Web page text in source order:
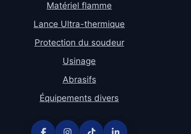
Matériel flamme
Lance Ultra-thermique
Protection du soudeur
Usinage
Abrasifs
Équipements divers